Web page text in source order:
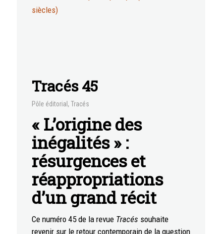
siècles)
Tracés 45
Pôle éditorial , Tracés
« L’origine des
inégalités » :
résurgences et
réappropriations
d’un grand récit
Ce numéro 45 de la revue Tracés souhaite
revenir sur le retour contemporain de la question